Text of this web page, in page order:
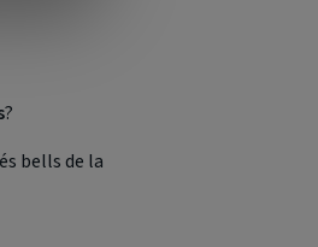
?
bells de la